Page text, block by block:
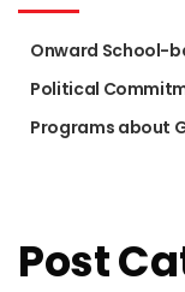
Onward School-
Political
Programs about
Post